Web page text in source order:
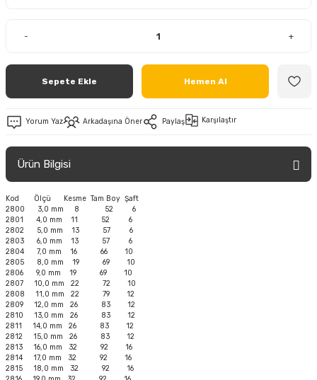
- +
Sepete Ekle Hemen Al
Yorum Yaz Arkadaşına Öner Paylaş Karşılaştır
Ürün Bilgisi
Kod Ölçü Kesme Tam Boy Şaft
2800 3,0 mm 8 52 6
2801 4,0 mm 11 52 6
2802 5,0 mm 13 57 6
2803 6,0 mm 13 57 6
2804 7,0 mm 16 66 10
2805 8,0 mm 19 69 10
2806 9,0 mm 19 69 10
2807 10,0 mm 22 72 10
2808 11,0 mm 22 79 12
2809 12,0 mm 26 83 12
2810 13,0 mm 26 83 12
2811 14,0 mm 26 83 12
2812 15,0 mm 26 83 12
2813 16,0 mm 32 92 16
2814 17,0 mm 32 92 16
2815 18,0 mm 32 92 16